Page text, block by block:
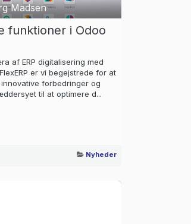
Madsen
funktioner i Odoo
af ERP digitalisering med
er vi begejstrede for at
forbedringer og
til at optimere d...
Nyheder